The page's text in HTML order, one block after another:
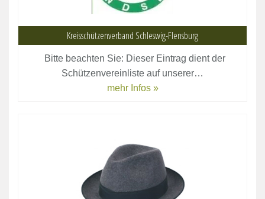
Kreisschützenverband Schleswig-Flensburg
Bitte beachten Sie: Dieser Eintrag dient der
Schützenvereinliste auf unserer…
mehr Infos »